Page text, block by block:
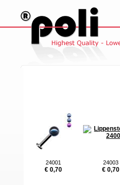
24001
€ 0,70
24003
€ 0,70